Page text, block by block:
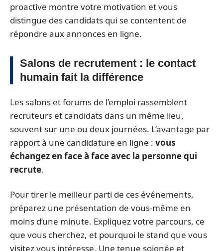
proactive montre votre motivation et vous
distingue des candidats qui se contentent de
répondre aux annonces en ligne.
Salons de recrutement : le contact
humain fait la différence
Les salons et forums de l’emploi rassemblent
recruteurs et candidats dans un même lieu,
souvent sur une ou deux journées. L’avantage par
rapport à une candidature en ligne : vous
échangez en face à face avec la personne qui
recrute.
Pour tirer le meilleur parti de ces événements,
préparez une présentation de vous-même en
moins d’une minute. Expliquez votre parcours, ce
que vous cherchez, et pourquoi le stand que vous
visitez vous intéresse. Une tenue soignée et